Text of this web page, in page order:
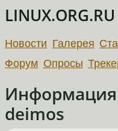
LINUX.ORG.RU
Новости Галерея
Форум Опросы
Информация
deimos